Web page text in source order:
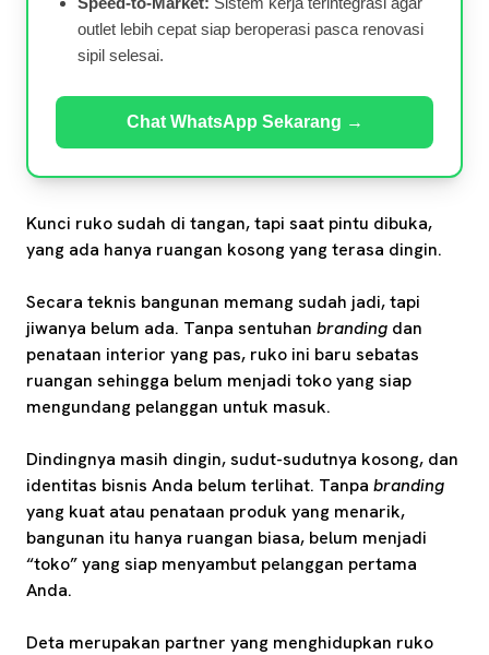
outlet lebih cepat siap beroperasi pasca renovasi
sipil selesai.
Chat WhatsApp Sekarang →
Kunci ruko sudah di tangan, tapi saat pintu dibuka,
yang ada hanya ruangan kosong yang terasa dingin.
Secara teknis bangunan memang sudah jadi, tapi
jiwanya belum ada. Tanpa sentuhan branding dan
penataan interior yang pas, ruko ini baru sebatas
ruangan sehingga belum menjadi toko yang siap
mengundang pelanggan untuk masuk.
Dindingnya masih dingin, sudut-sudutnya kosong, dan
identitas bisnis Anda belum terlihat. Tanpa branding
yang kuat atau penataan produk yang menarik,
bangunan itu hanya ruangan biasa, belum menjadi
“toko” yang siap menyambut pelanggan pertama
Anda.
Deta merupakan partner yang menghidupkan ruko